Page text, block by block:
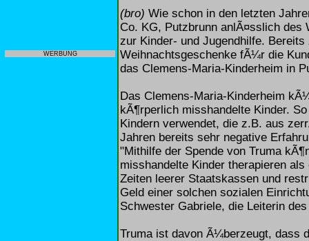
WERBUNG
(bro) Wie schon in den letzten
Co. KG, Putzbrunn anlÃ¤sslich des
zur Kinder- und Jugendhilfe.
Weihnachtsgeschenke fÃ¼r die
das Clemens-Maria-Kinderheim in
Das Clemens-Maria-Kinderheim
kÃ¶rperlich misshandelte Kinder.
Kindern verwendet, die z.B. aus
Jahren bereits sehr negative
"Mithilfe der Spende von Truma
misshandelte Kinder therapieren
Zeiten leerer Staatskassen und
Geld einer solchen sozialen
Schwester Gabriele, die Leiterin
Truma ist davon Ã¼berzeugt, dass